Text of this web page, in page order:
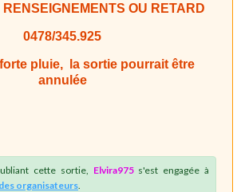
RENSEIGNEMENTS OU RETARD
0478/345.925
pluie, la sortie pourrait être
annulée
cette sortie, Elvira975s'est engagée à
organisateurs